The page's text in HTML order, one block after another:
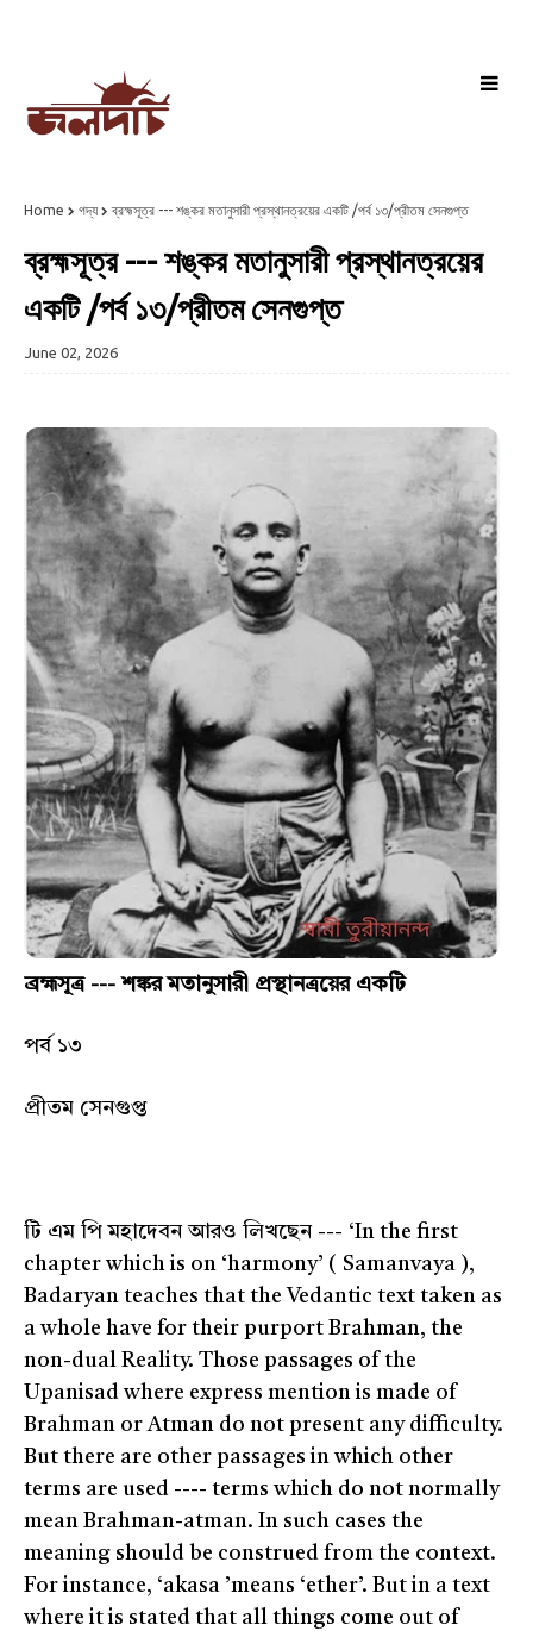
Home গদ্য ব্রহ্মসূত্র --- শঙ্কর মতানুসারী প্রস্থানত্রয়ের একটি /পর্ব ১৩/প্রীতম সেনগুপ্ত
ব্রহ্মসূত্র --- শঙ্কর মতানুসারী প্রস্থানত্রয়ের
একটি /পর্ব ১৩/প্রীতম সেনগুপ্ত
June 02, 2026
ব্রহ্মসূত্র --- শঙ্কর মতানুসারী প্রস্থানত্রয়ের একটি
পর্ব ১৩
প্রীতম সেনগুপ্ত
টি এম পি মহাদেবন আরও লিখছেন --- ‘In the first
chapter which is on ‘harmony’ ( Samanvaya ),
Badaryan teaches that the Vedantic text taken as
a whole have for their purport Brahman, the
non-dual Reality. Those passages of the
Upanisad where express mention is made of
Brahman or Atman do not present any difficulty.
But there are other passages in which other
terms are used ---- terms which do not normally
mean Brahman-atman. In such cases the
meaning should be construed from the context.
For instance, ‘akasa ’means ‘ether’. But in a text
where it is stated that all things come out of